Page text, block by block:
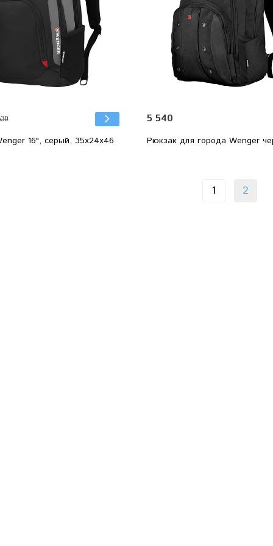
16", серый, 35x24x46
5 540
Рюкзак для города Wenger
1 2